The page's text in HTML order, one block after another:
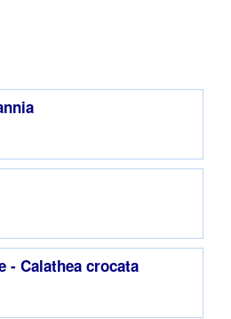
- Calathea crocata